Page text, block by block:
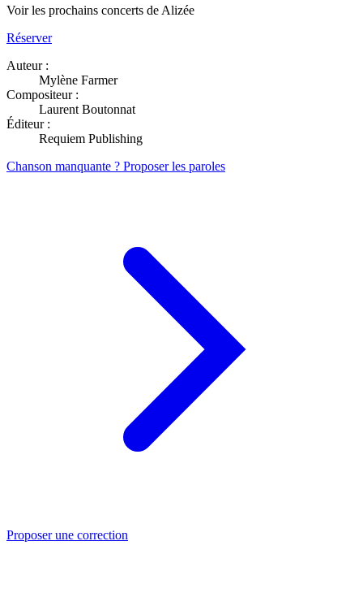
Voir les prochains concerts de Alizée
Réserver
Auteur :
Mylène Farmer
Compositeur :
Laurent Boutonnat
Éditeur :
Requiem Publishing
Chanson manquante ? Proposer les paroles
Proposer une correction